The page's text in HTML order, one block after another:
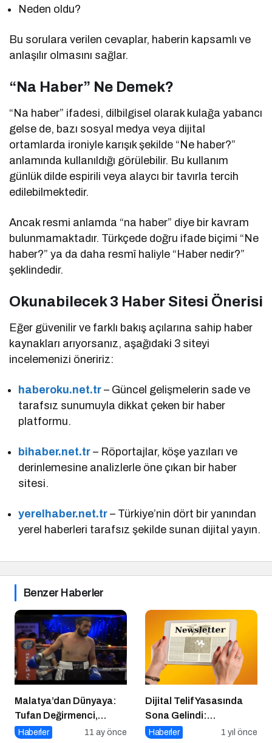
Neden oldu?
Bu sorulara verilen cevaplar, haberin kapsamlı ve
anlaşılır olmasını sağlar.
“Na Haber” Ne Demek?
“Na haber” ifadesi, dilbilgisel olarak kulağa yabancı
gelse de, bazı sosyal medya veya dijital
ortamlarda ironiyle karışık şekilde “Ne haber?”
anlamında kullanıldığı görülebilir. Bu kullanım
günlük dilde espirili veya alaycı bir tavırla tercih
edilebilmektedir.
Ancak resmi anlamda “na haber” diye bir kavram
bulunmamaktadır. Türkçede doğru ifade biçimi “Ne
haber?” ya da daha resmî haliyle “Haber nedir?”
şeklindedir.
Okunabilecek 3 Haber Sitesi Önerisi
Eğer güvenilir ve farklı bakış açılarına sahip haber
kaynakları arıyorsanız, aşağıdaki 3 siteyi
incelemenizi öneririz:
haberoku.net.tr – Güncel gelişmelerin sade ve
tarafsız sunumuyla dikkat çeken bir haber
platformu.
bihaber.net.tr – Röportajlar, köşe yazıları ve
derinlemesine analizlerle öne çıkan bir haber
sitesi.
yerelhaber.net.tr – Türkiye’nin dört bir yanından
yerel haberleri tarafsız şekilde sunan dijital yayın.
Benzer Haberler
Malatya’dan Dünyaya:
Tufan Değirmenci,
Fethiye’de Ringe Çıkıyor
Haberler 11 ay önce
Dijital Telif Yasasında
Sona Gelindi:
Yayıncılara Haziran
Haberler 1 yıl önce